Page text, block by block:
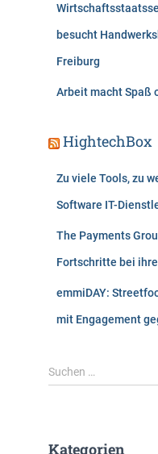
besucht
Freiburg
Arbeit macht Spaß
HightechBox
Zu viele Tools, zu
Software IT-
The Payments
Fortschritte bei
emmiDAY:
mit Engagement
S
u
Suchen …
Kategorien